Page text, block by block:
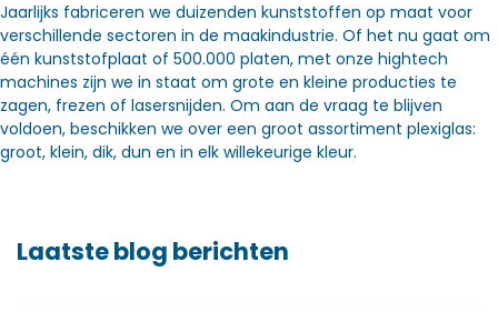
Jaarlijks fabriceren we duizenden kunststoffen op maat voor
verschillende sectoren in de maakindustrie. Of het nu gaat om
één kunststofplaat of 500.000 platen, met onze hightech
machines zijn we in staat om grote en kleine producties te
zagen, frezen of lasersnijden. Om aan de vraag te blijven
voldoen, beschikken we over een groot assortiment plexiglas:
groot, klein, dik, dun en in elk willekeurige kleur.
Laatste blog berichten